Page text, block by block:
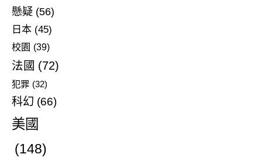
懸疑 (56)
日本 (45)
校園 (39)
法國 (72)
犯罪 (32)
科幻 (66)
美國
(148)